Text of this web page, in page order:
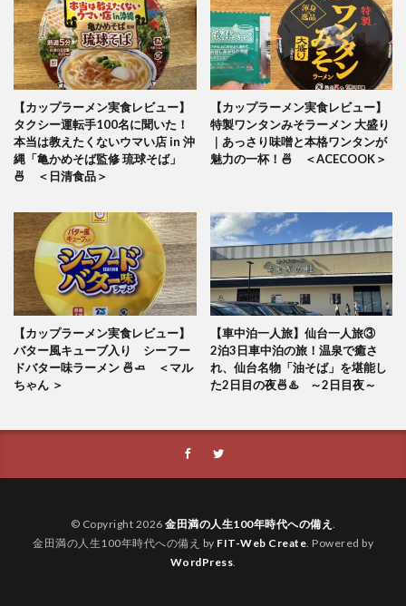
【カップラーメン実食レビュー】
タクシー運転手100名に聞いた！
本当は教えたくないウマい店 in 沖
縄「亀かめそば監修 琉球そば」
🍜 ＜日清食品＞
【カップラーメン実食レビュー】
特製ワンタンみそラーメン 大盛り
｜あっさり味噌と本格ワンタンが
魅力の一杯！🍜 ＜ACECOOK＞
【カップラーメン実食レビュー】
バター風キューブ入り シーフー
ドバター味ラーメン 🍜🧈 ＜マル
ちゃん ＞
【車中泊一人旅】仙台一人旅③
2泊3日車中泊の旅！温泉で癒さ
れ、仙台名物「油そば」を堪能し
た2日目の夜🍜♨️ ～2日目夜～
© Copyright 2026 金田満の人生100年時代への備え
金田満の人生100年時代への備え by FIT-Web Create . Powered by
WordPress